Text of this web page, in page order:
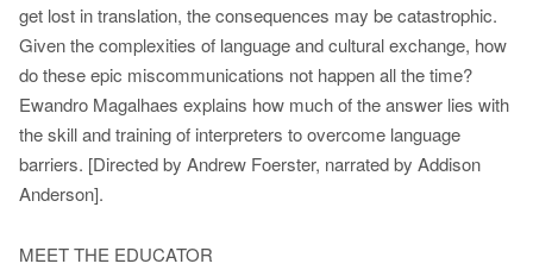
get lost in translation, the consequences may be catastrophic.
Given the complexities of language and cultural exchange, how
do these epic miscommunications not happen all the time?
Ewandro Magalhaes explains how much of the answer lies with
the skill and training of interpreters to overcome language
barriers. [Directed by Andrew Foerster, narrated by Addison
Anderson].
MEET THE EDUCATOR